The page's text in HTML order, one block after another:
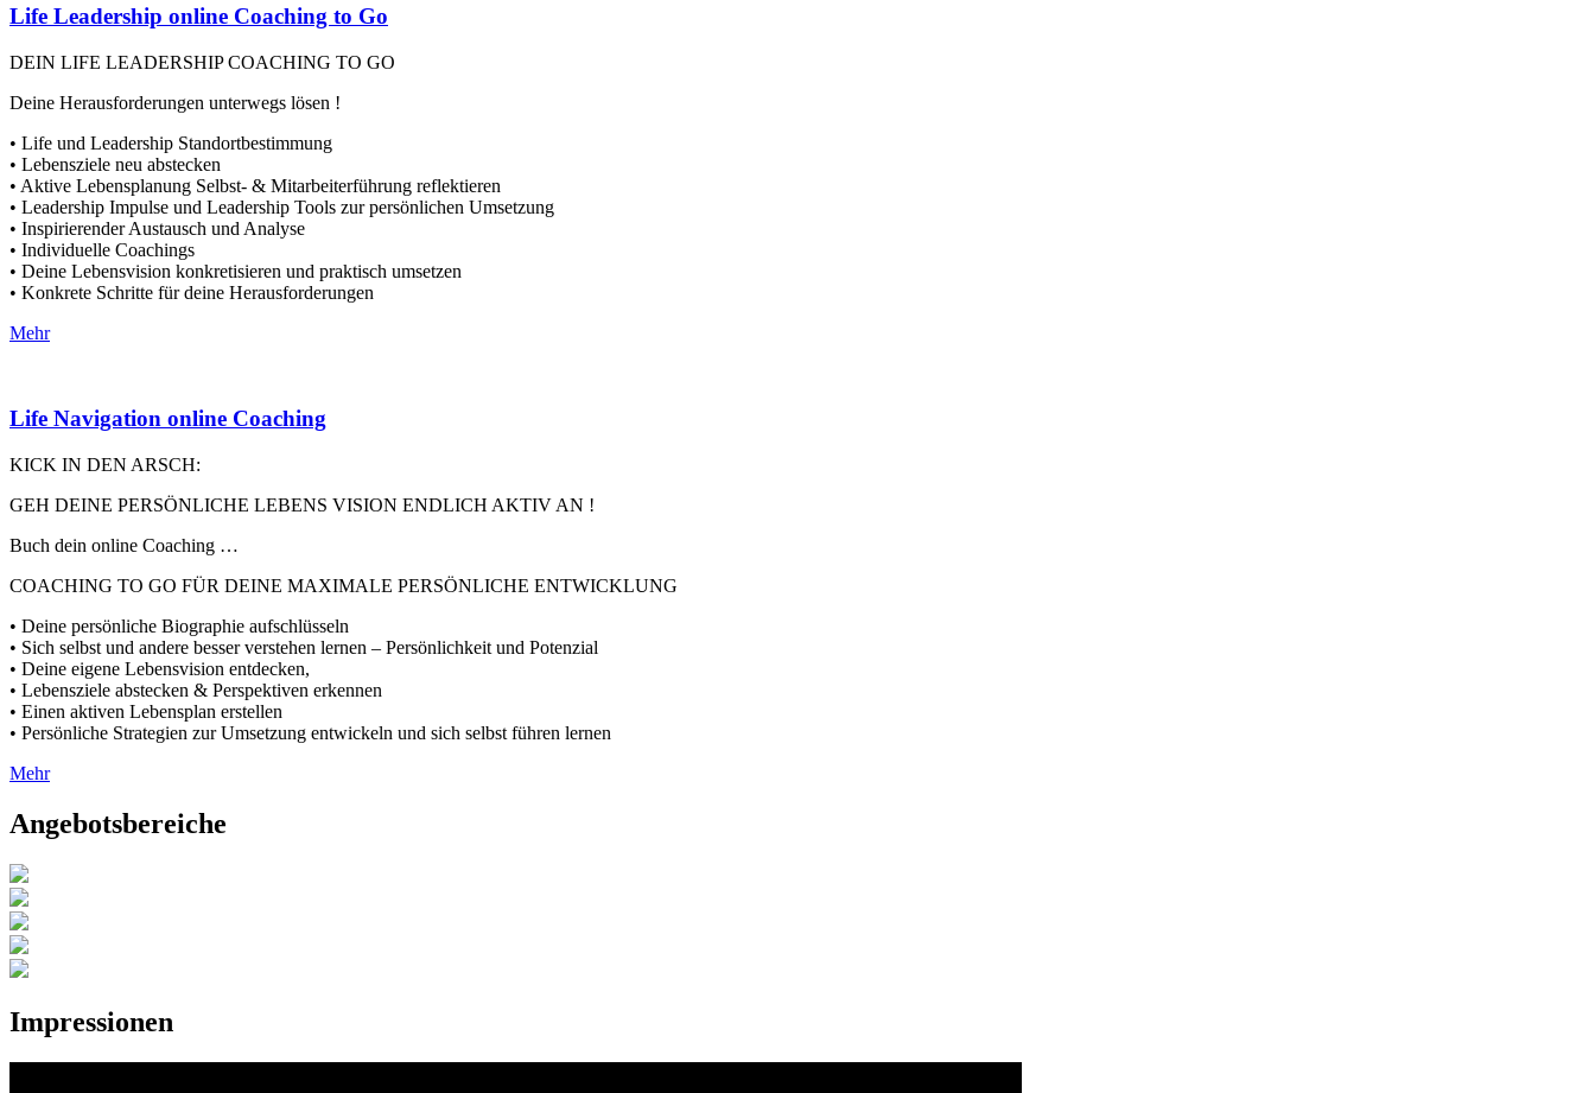
Life Leadership online Coaching to Go
DEIN LIFE LEADERSHIP COACHING TO GO
Deine Herausforderungen unterwegs lösen !
• Life und Leadership Standortbestimmung
• Lebensziele neu abstecken
• Aktive Lebensplanung Selbst- & Mitarbeiterführung reflektieren
• Leadership Impulse und Leadership Tools zur persönlichen Umsetzung
• Inspirierender Austausch und Analyse
• Individuelle Coachings
• Deine Lebensvision konkretisieren und praktisch umsetzen
• Konkrete Schritte für deine Herausforderungen
Mehr
Life Navigation online Coaching
KICK IN DEN ARSCH:
GEH DEINE PERSÖNLICHE LEBENS VISION ENDLICH AKTIV AN !
Buch dein online Coaching …
COACHING TO GO FÜR DEINE MAXIMALE PERSÖNLICHE ENTWICKLUNG
• Deine persönliche Biographie aufschlüsseln
• Sich selbst und andere besser verstehen lernen – Persönlichkeit und Potenzial
• Deine eigene Lebensvision entdecken,
• Lebensziele abstecken & Perspektiven erkennen
• Einen aktiven Lebensplan erstellen
• Persönliche Strategien zur Umsetzung entwickeln und sich selbst führen lernen
Mehr
Angebotsbereiche
Impressionen